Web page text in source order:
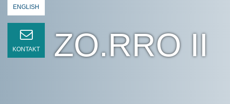
ENGLISH
KONTAKT ZO.RRO II